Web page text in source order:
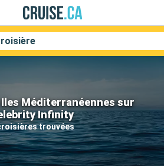
Méditerranéennes sur
Infinity
trouvées
Compagnies